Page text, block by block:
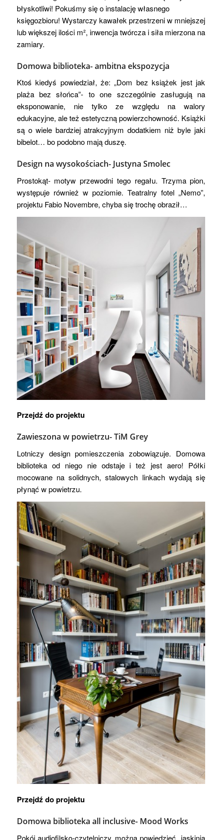
błyskotliwi! Pokuśmy się o instalację własnego
księgozbioru! Wystarczy kawałek przestrzeni w mniejszej
lub większej ilości m², inwencja twórcza i siła mierzona na
zamiary.
Domowa biblioteka- ambitna ekspozycja
Ktoś kiedyś powiedział, że: „Dom bez książek jest jak
plaża bez słońca”- to one szczególnie zasługują na
eksponowanie, nie tylko ze względu na walory
edukacyjne, ale też estetyczną powierzchowność. Książki
są o wiele bardziej atrakcyjnym dodatkiem niż byle jaki
bibelot… bo podobno mają duszę.
Design na wysokościach- Justyna Smolec
Prostokąt- motyw przewodni tego regału. Trzyma pion,
występuje również w poziomie. Teatralny fotel „Nemo”,
projektu Fabio Novembre, chyba się trochę obraził…
Przejdź do projektu
Zawieszona w powietrzu-TiM Grey
Lotniczy design pomieszczenia zobowiązuje. Domowa
biblioteka od niego nie odstaje i też jest aero! Półki
mocowane na solidnych, stalowych linkach wydają się
płynąć w powietrzu.
Przejdź do projektu
Domowa biblioteka all inclusive- Mood Works
Pokój audiofilsko-czytelniczy, można powiedzieć „jaskinia